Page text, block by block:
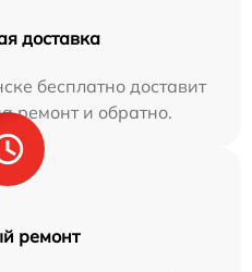
доставка
бесплатно доставит
ремонт и обратно.
ремонт